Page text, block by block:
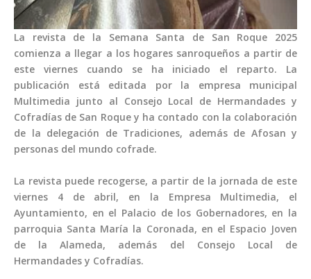
La revista de la Semana Santa de San Roque 2025
comienza a llegar a los hogares sanroqueños a partir de
este viernes cuando se ha iniciado el reparto. La
publicación está editada por la empresa municipal
Multimedia junto al Consejo Local de Hermandades y
Cofradías de San Roque y ha contado con la colaboración
de la delegación de Tradiciones, además de Afosan y
personas del mundo cofrade.
La revista puede recogerse, a partir de la jornada de este
viernes 4 de abril, en la Empresa Multimedia, el
Ayuntamiento, en el Palacio de los Gobernadores, en la
parroquia Santa María la Coronada, en el Espacio Joven
de la Alameda, además del Consejo Local de
Hermandades y Cofradías.